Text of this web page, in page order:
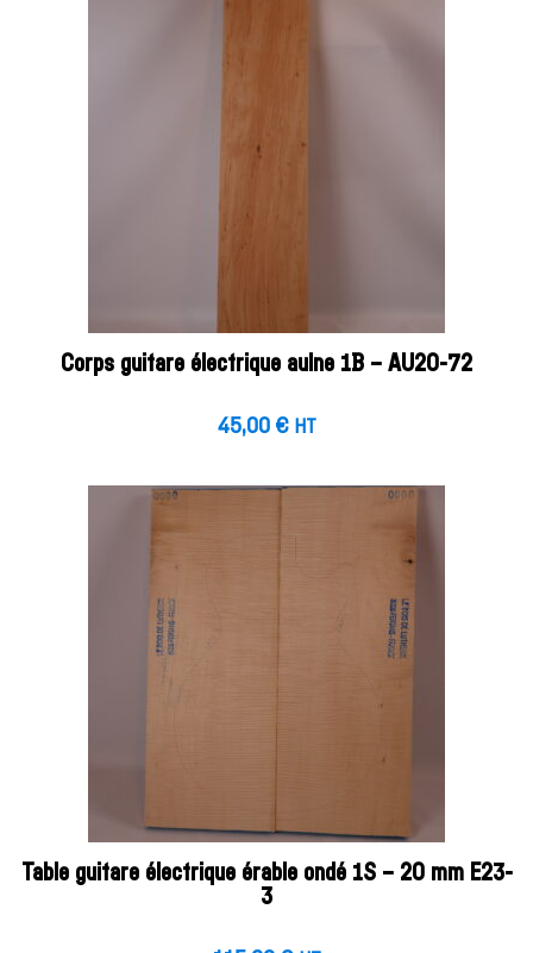
Corps guitare électrique aulne 1B – AU20-72
45,00 € HT
Table guitare électrique érable ondé 1S – 20 mm E23-
3